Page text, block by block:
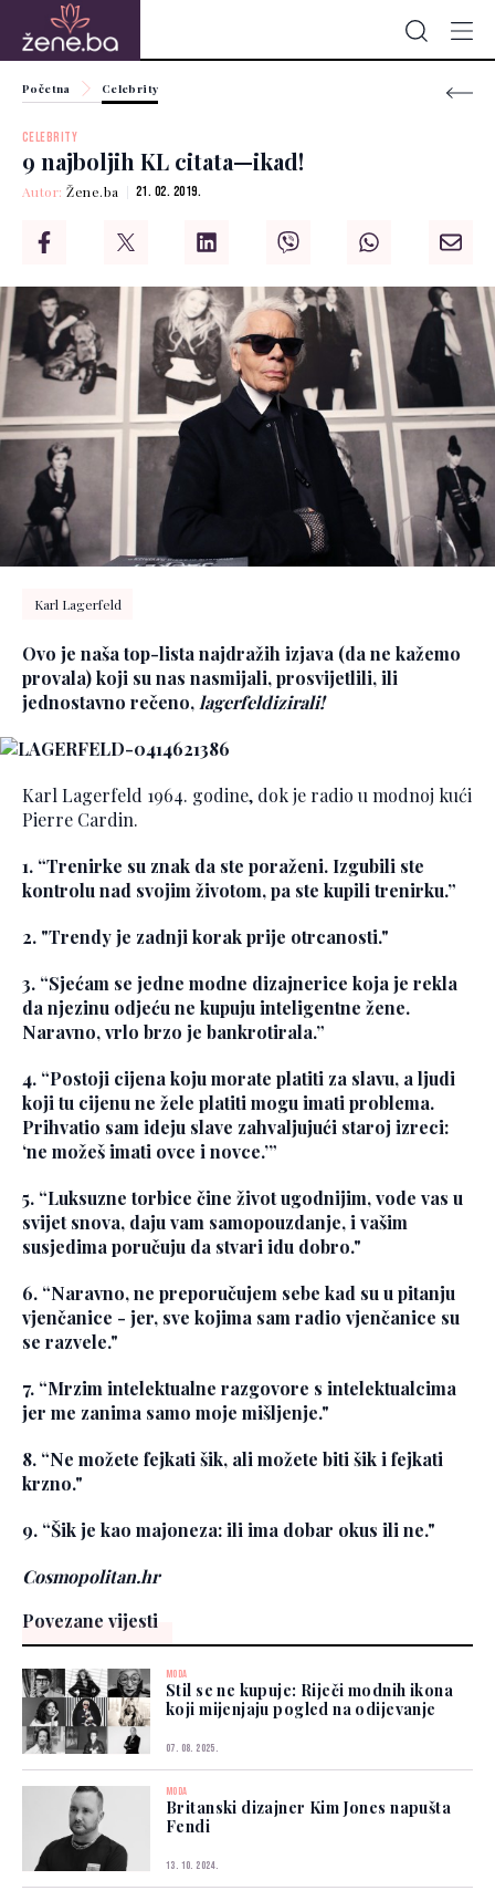
Početna Celebrity
CELEBRITY
9 najboljih KL citata—ikad!
Autor:Žene.ba 21. 02. 2019.
Karl Lagerfeld
Ovo je naša top-lista najdražih izjava (da ne kažemo
provala) koji su nas nasmijali, prosvijetlili, ili
jednostavno rečeno, lagerfeldizirali!
Karl Lagerfeld 1964. godine, dok je radio u modnoj kući
Pierre Cardin.
1. “Trenirke su znak da ste poraženi. Izgubili ste
kontrolu nad svojim životom, pa ste kupili trenirku.”
2. "Trendy je zadnji korak prije otrcanosti."
3. “Sjećam se jedne modne dizajnerice koja je rekla
da njezinu odjeću ne kupuju inteligentne žene.
Naravno, vrlo brzo je bankrotirala.”
4. “Postoji cijena koju morate platiti za slavu, a ljudi
koji tu cijenu ne žele platiti mogu imati problema.
Prihvatio sam ideju slave zahvaljujući staroj izreci:
‘ne možeš imati ovce i novce.’”
5. “Luksuzne torbice čine život ugodnijim, vode vas u
svijet snova, daju vam samopouzdanje, i vašim
susjedima poručuju da stvari idu dobro."
6. “Naravno, ne preporučujem sebe kad su u pitanju
vjenčanice - jer, sve kojima sam radio vjenčanice su
se razvele."
7. “Mrzim intelektualne razgovore s intelektualcima
jer me zanima samo moje mišljenje."
8. “Ne možete fejkati šik, ali možete biti šik i fejkati
krzno."
9. “Šik je kao majoneza: ili ima dobar okus ili ne."
Cosmopolitan.hr
Povezane vijesti
MODA
Stil se ne kupuje: Riječi modnih ikona
koji mijenjaju pogled na odijevanje
07. 08. 2025.
MODA
Britanski dizajner Kim Jones napušta
Fendi
13. 10. 2024.